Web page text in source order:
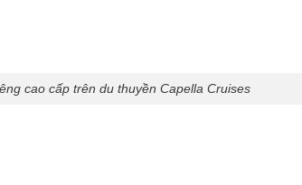
cao cấp trên du thuyền Capella Cruises